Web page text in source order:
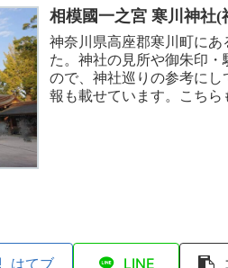
相模國一之宮 寒川神社(
神奈川県高座郡寒川町に
た。神社の見所や御朱印
ので、神社巡りの参考に
報も載せています。こち
はてブ LINE